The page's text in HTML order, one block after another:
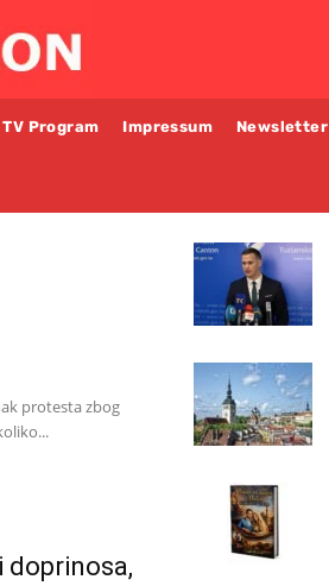
TV Program Impressum Newsletter
protesta zbog
doprinosa,